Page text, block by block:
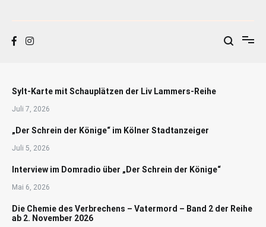
Sylt-Karte mit Schauplätzen der Liv Lammers-Reihe
Juli 7, 2026
„Der Schrein der Könige“ im Kölner Stadtanzeiger
Juli 5, 2026
Interview im Domradio über „Der Schrein der Könige“
Mai 6, 2026
Die Chemie des Verbrechens – Vatermord – Band 2 der Reihe
ab 2. November 2026